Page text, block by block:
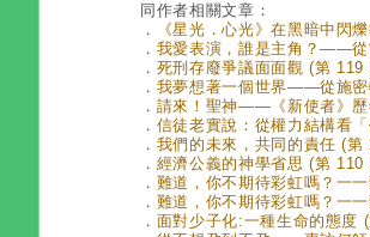
同作者相關文章：
．
《星光．心光》在黑暗中閃
． 我愛表演，誰是主角？——
． 死刑存廢爭議面面觀 (第 119
． 我夢想著一個世界——從施密
． 請來！聖神——《新使者》歷
． 信徒老實說：從權力結構看
． 我們的未來，共同的責任 (第
． 經濟公義的神學省思 (第 110
． 難道，你不期待彩虹嗎？一
． 難道，你不期待彩虹嗎？一
． 面對少子化:一種生命的態度